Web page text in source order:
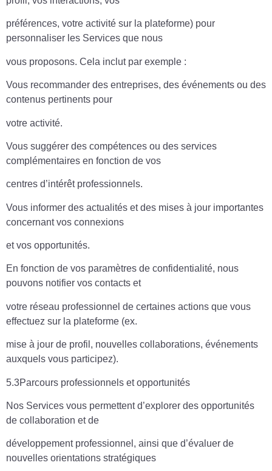
préférences, votre activité sur la plateforme) pour
personnaliser les Services que nous
vous proposons. Cela inclut par exemple :
Vous recommander des entreprises, des événements ou des
contenus pertinents pour
votre activité.
Vous suggérer des compétences ou des services
complémentaires en fonction de vos
centres d’intérêt professionnels.
Vous informer des actualités et des mises à jour importantes
concernant vos connexions
et vos opportunités.
En fonction de vos paramètres de confidentialité, nous
pouvons notifier vos contacts et
votre réseau professionnel de certaines actions que vous
effectuez sur la plateforme (ex.
mise à jour de profil, nouvelles collaborations, événements
auxquels vous participez).
5.3Parcours professionnels et opportunités
Nos Services vous permettent d’explorer des opportunités
de collaboration et de
développement professionnel, ainsi que d’évaluer de
nouvelles orientations stratégiques